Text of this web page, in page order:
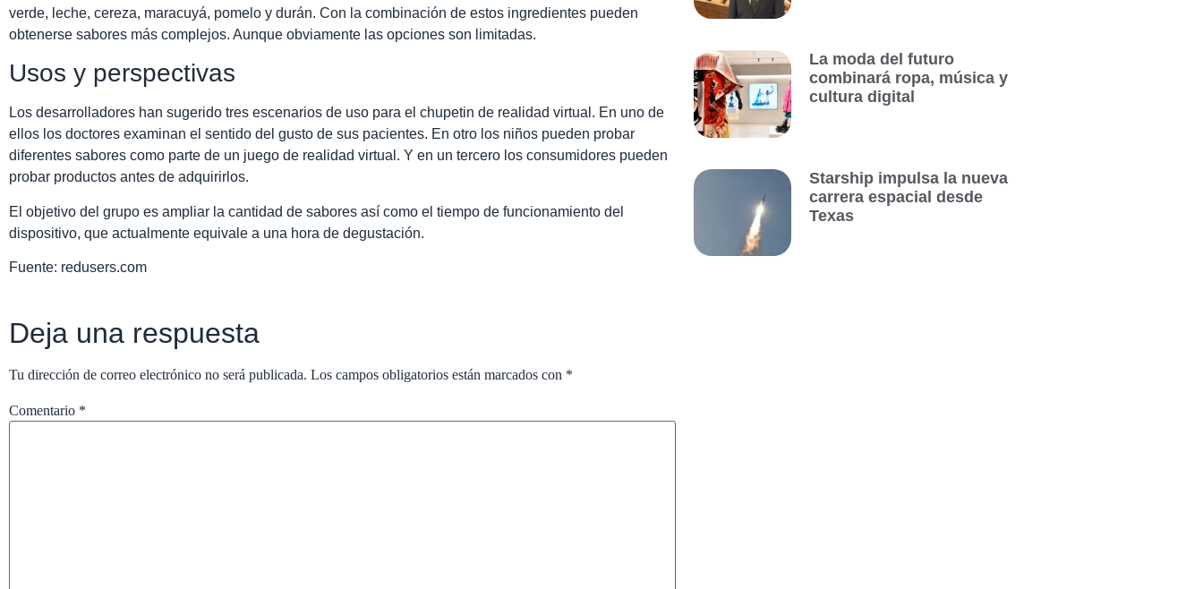
verde, leche, cereza, maracuyá, pomelo y durán. Con la combinación de estos ingredientes pueden
obtenerse sabores más complejos. Aunque obviamente las opciones son limitadas.
Usos y perspectivas
Los desarrolladores han sugerido tres escenarios de uso para el chupetin de realidad virtual. En uno de
ellos los doctores examinan el sentido del gusto de sus pacientes. En otro los niños pueden probar
diferentes sabores como parte de un juego de realidad virtual. Y en un tercero los consumidores pueden
probar productos antes de adquirirlos.
El objetivo del grupo es ampliar la cantidad de sabores así como el tiempo de funcionamiento del
dispositivo, que actualmente equivale a una hora de degustación.
Fuente: redusers.com
Deja una respuesta
Tu dirección de correo electrónico no será publicada. Los campos obligatorios están marcados con *
Comentario *
La moda del futuro
combinará ropa, música y
cultura digital
Starship impulsa la nueva
carrera espacial desde
Texas